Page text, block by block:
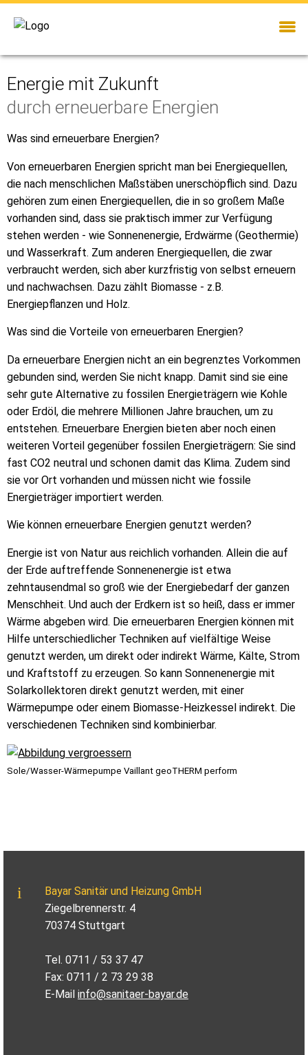
Energie mit Zukunft
durch erneuerbare Energien
Was sind erneuerbare Energien?
Von erneuerbaren Energien spricht man bei Energiequellen,
die nach menschlichen Maßstäben unerschöpflich sind. Dazu
gehören zum einen Energiequellen, die in so großem Maße
vorhanden sind, dass sie praktisch immer zur Verfügung
stehen werden - wie Sonnenenergie, Erdwärme (Geothermie)
und Wasserkraft. Zum anderen Energiequellen, die zwar
verbraucht werden, sich aber kurzfristig von selbst erneuern
und nachwachsen. Dazu zählt Biomasse - z.B.
Energiepflanzen und Holz.
Was sind die Vorteile von erneuerbaren Energien?
Da erneuerbare Energien nicht an ein begrenztes Vorkommen
gebunden sind, werden Sie nicht knapp. Damit sind sie eine
sehr gute Alternative zu fossilen Energieträgern wie Kohle
oder Erdöl, die mehrere Millionen Jahre brauchen, um zu
entstehen. Erneuerbare Energien bieten aber noch einen
weiteren Vorteil gegenüber fossilen Energieträgern: Sie sind
fast CO2 neutral und schonen damit das Klima. Zudem sind
sie vor Ort vorhanden und müssen nicht wie fossile
Energieträger importiert werden.
Wie können erneuerbare Energien genutzt werden?
Energie ist von Natur aus reichlich vorhanden. Allein die auf
der Erde auftreffende Sonnenenergie ist etwa
zehntausendmal so groß wie der Energiebedarf der ganzen
Menschheit. Und auch der Erdkern ist so heiß, dass er immer
Wärme abgeben wird. Die erneuerbaren Energien können mit
Hilfe unterschiedlicher Techniken auf vielfältige Weise
genutzt werden, um direkt oder indirekt Wärme, Kälte, Strom
und Kraftstoff zu erzeugen. So kann Sonnenenergie mit
Solarkollektoren direkt genutzt werden, mit einer
Wärmepumpe oder einem Biomasse-Heizkessel indirekt. Die
verschiedenen Techniken sind kombinierbar.
Sole/Wasser-Wärmepumpe Vaillant geoTHERM perform
Bayar Sanitär und Heizung GmbH
Ziegelbrennerstr. 4
70374 Stuttgart
Tel. 0711 / 53 37 47
Fax: 0711 / 2 73 29 38
E-Mail info@sanitaer-bayar.de